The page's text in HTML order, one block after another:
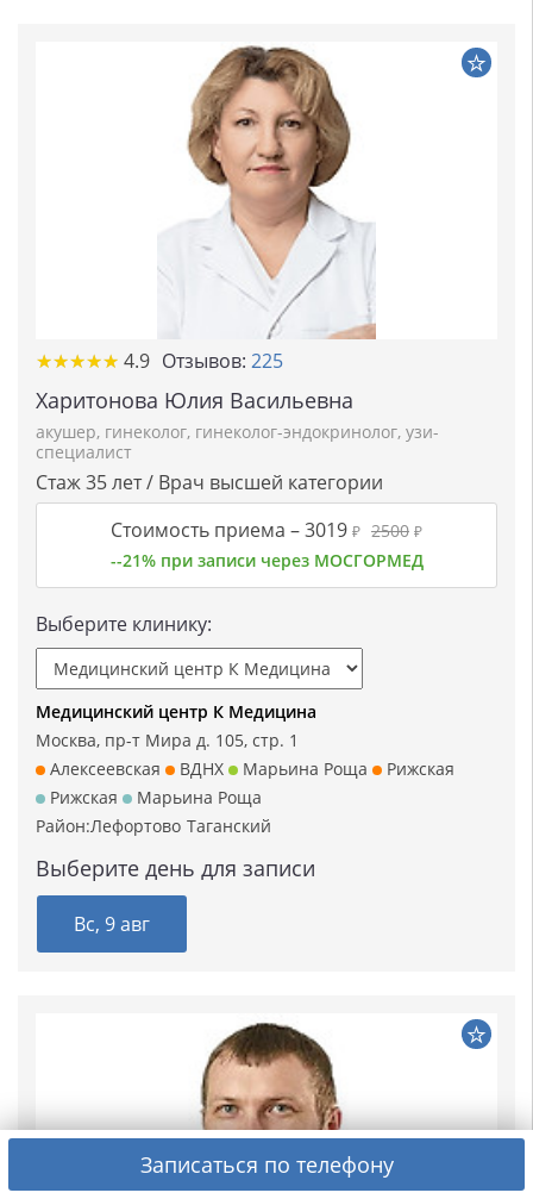
★★★★★
★★★★★ 4.9 Отзывов: 225
Харитонова Юлия Васильевна
акушер, гинеколог, гинеколог-эндокринолог, узи-
специалист
Стаж 35 лет / Врач высшей категории
Стоимость приема –3019 ₽ 2500 ₽
--21% при записи через МОСГОРМЕД
Выберите клинику:
Медицинский центр К Медицина
Москва, пр-т Мира д. 105, стр. 1
Алексеевская
ВДНХ Марьина Роща
Рижская
Рижская
Марьина Роща
Район:Лефортово Таганский
Выберите день для записи
Вс, 9 авг
Записаться по телефону